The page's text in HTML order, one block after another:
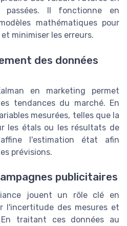
passées. Il fonctionne en
mathématiques pour
minimiser les erreurs.
des données
en marketing permet
tendances du marché. En
mesurées, telles que la
les étals ou les résultats de
l'estimation état afin
prévisions.
publicitaires
jouent un rôle clé en
l'incertitude des mesures et
traitant ces données au